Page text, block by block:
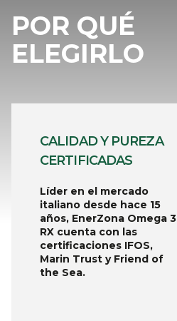
POR QUÉ
ELEGIRLO
CALIDAD Y PUREZA
CERTIFICADAS
Líder en el mercado
italiano desde hace 15
años, EnerZona Omega 3
RX cuenta con las
certificaciones IFOS,
Marin Trust y Friend of
the Sea.